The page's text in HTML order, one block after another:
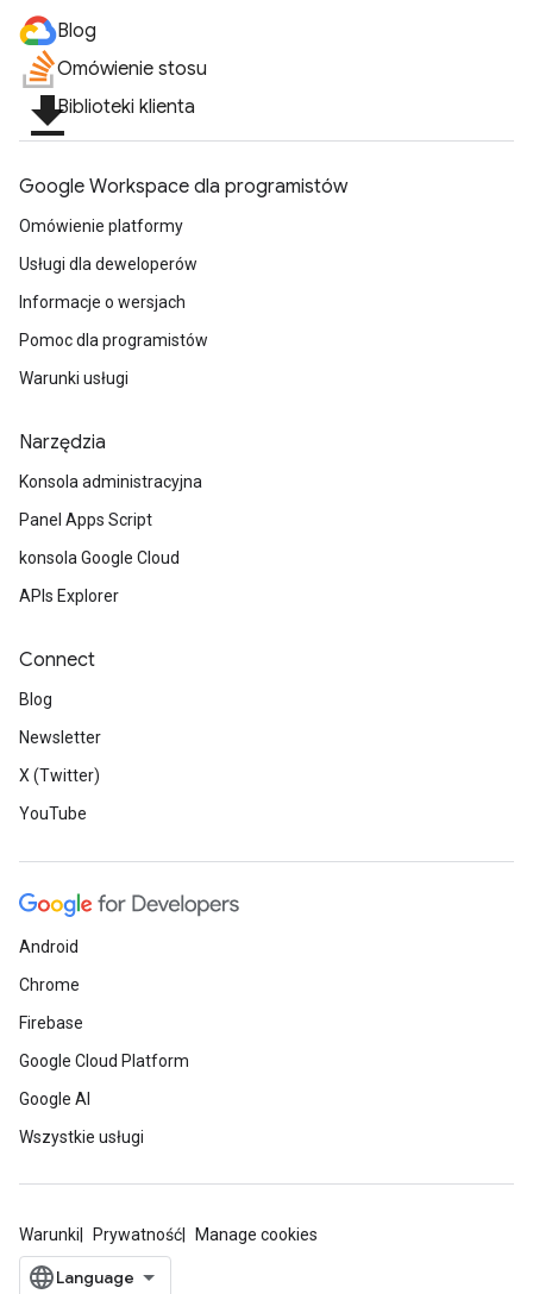
Blog
Omówienie stosu
file_downloadBiblioteki klienta
Google Workspace dla programistów
Omówienie platformy
Usługi dla deweloperów
Informacje o wersjach
Pomoc dla programistów
Warunki usługi
Narzędzia
Konsola administracyjna
Panel Apps Script
konsola Google Cloud
APIs Explorer
Connect
Blog
Newsletter
X (Twitter)
YouTube
Android
Chrome
Firebase
Google Cloud Platform
Google AI
Wszystkie usługi
Warunki Prywatność Manage cookies